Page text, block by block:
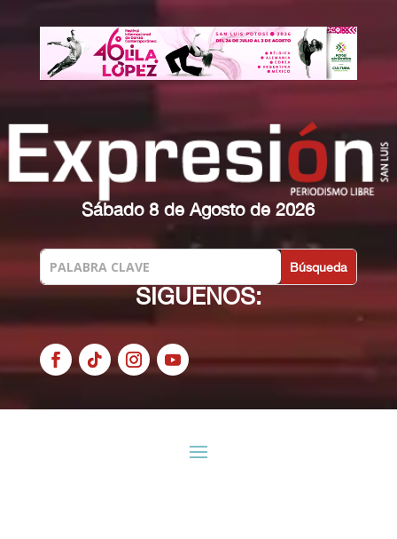
Sábado 8 de Agosto de 2026
SIGUENOS: